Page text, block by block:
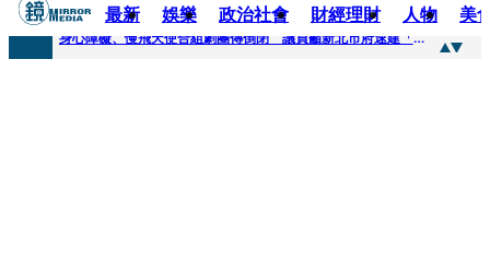
最新 娛樂 政治社會 財經理財 人物 美
快訊
身心障礙、慢飛天使合組劇團傳倒閉 議員籲新北市府速建「文化藝術急難協助專案」